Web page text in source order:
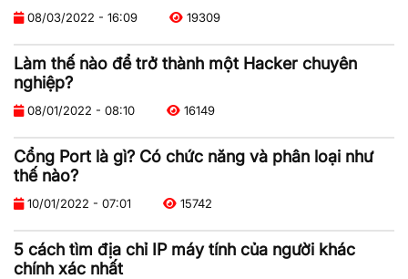
08/03/2022 - 16:09 19309
Làm thế nào để trở thành một Hacker chuyên
nghiệp?
08/01/2022 - 08:10 16149
Cổng Port là gì? Có chức năng và phân loại như
thế nào?
10/01/2022 - 07:01 15742
5 cách tìm địa chỉ IP máy tính của người khác
chính xác nhất